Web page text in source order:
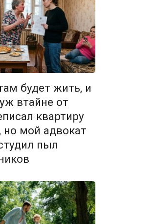
будет жить, и
втайне от
квартиру
но мой адвокат
пыл